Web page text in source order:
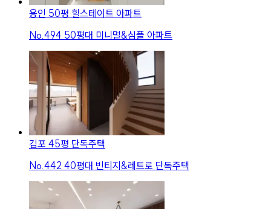
용인 50평 힐스테이트 아파트
No. 494 50평대 미니멀&심플 아파트
김포 45평 단독주택
No. 442 40평대 빈티지&레트로 단독주택